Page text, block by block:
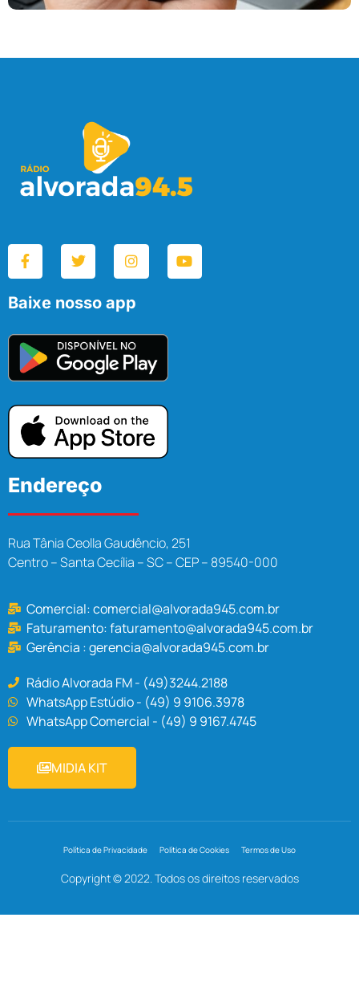
Baixe nosso app
Endereço
Rua Tânia Ceolla Gaudêncio, 251
Centro – Santa Cecília – SC – CEP – 89540-000
Comercial:comercial@alvorada945.com.br
Faturamento:faturamento@alvorada945.com.br
Gerência :gerencia@alvorada945.com.br
Rádio Alvorada FM - (49)3244.2188
WhatsApp Estúdio - (49) 9 9106.3978
WhatsApp Comercial - (49) 9 9167.4745
MIDIA KIT
Política de Privacidade Política de Cookies Termos de Uso
Copyright © 2022. Todos os direitos reservados